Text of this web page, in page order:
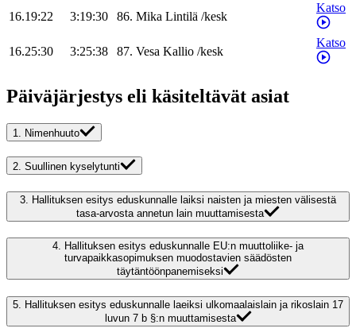
16.19:22 3:19:30 86. Mika Lintilä /kesk
Katso
16.25:30 3:25:38 87. Vesa Kallio /kesk
Katso
Päiväjärjestys eli käsiteltävät asiat
1. Nimenhuuto
2. Suullinen kyselytunti
3. Hallituksen esitys eduskunnalle laiksi naisten ja miesten välisestä
tasa-arvosta annetun lain muuttamisesta
4. Hallituksen esitys eduskunnalle EU:n muuttoliike- ja
turvapaikkasopimuksen muodostavien säädösten
täytäntöönpanemiseksi
5. Hallituksen esitys eduskunnalle laeiksi ulkomaalaislain ja rikoslain 17
luvun 7 b §:n muuttamisesta